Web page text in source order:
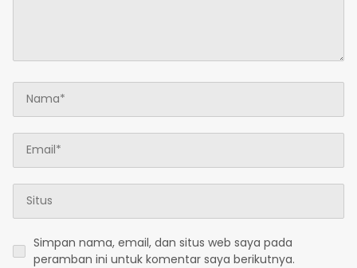
Simpan nama, email, dan situs web saya pada
peramban ini untuk komentar saya berikutnya.